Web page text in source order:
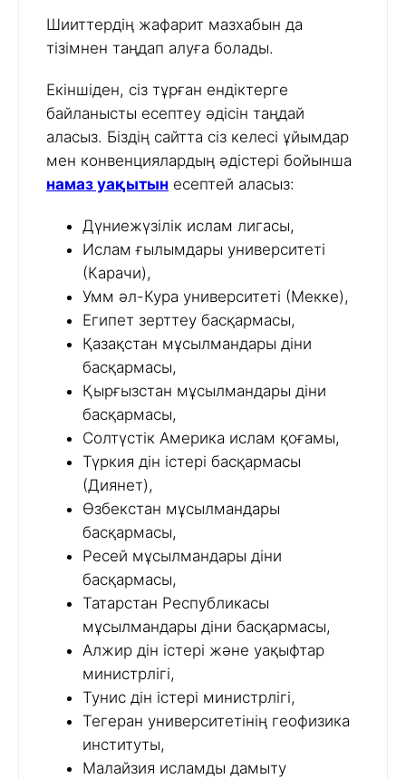
Шииттердің жафарит мазхабын да
тізімнен таңдап алуға болады.
Екіншіден, сіз тұрған ендіктерге
байланысты есептеу әдісін таңдай
аласыз. Біздің сайтта сіз келесі ұйымдар
мен конвенциялардың әдістері бойынша
намаз уақытын есептей аласыз:
Дүниежүзілік ислам лигасы,
Ислам ғылымдары университеті
(Карачи),
Умм әл-Кура университеті (Мекке),
Египет зерттеу басқармасы,
Қазақстан мұсылмандары діни
басқармасы,
Қырғызстан мұсылмандары діни
басқармасы,
Солтүстік Америка ислам қоғамы,
Түркия дін істері басқармасы
(Диянет),
Өзбекстан мұсылмандары
басқармасы,
Ресей мұсылмандары діни
басқармасы,
Татарстан Республикасы
мұсылмандары діни басқармасы,
Алжир дін істері және уақыфтар
министрлігі,
Тунис дін істері министрлігі,
Тегеран университетінің геофизика
институты,
Малайзия исламды дамыту